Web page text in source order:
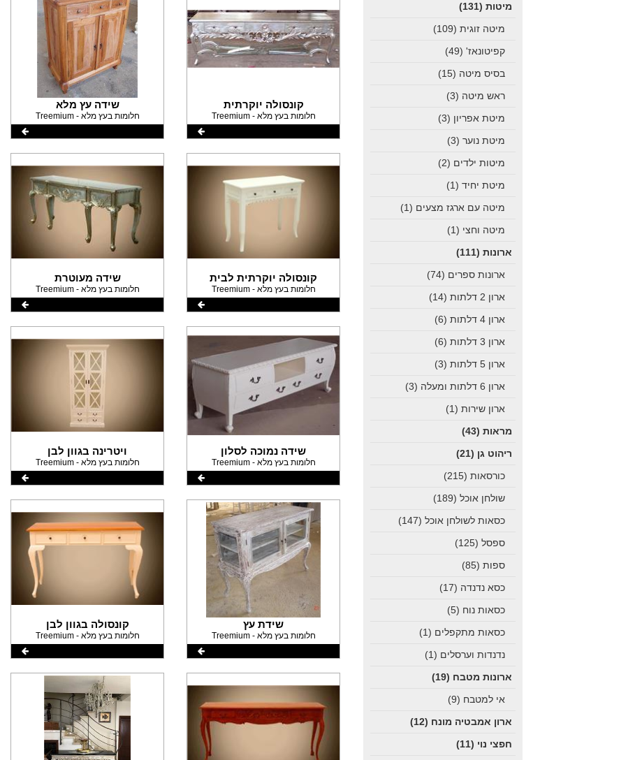
מיטות (131)
מיטה זוגית (109)
קפיטונאז' (49)
בסיס מיטה (15)
ראש מיטה (3)
מיטת אפריון (3)
מיטת נוער (3)
מיטות ילדים (2)
מיטת יחיד (1)
מיטה עם ארגז מצעים (1)
מיטה וחצי (1)
ארונות (111)
ארונות ספרים (74)
ארון 2 דלתות
(14)
ארון 4 דלתות
(6)
ארון 3 דלתות
(6)
ארון 5 דלתות
(3)
ארון 6 דלתות ומעלה
(3)
ארון שירות (1)
מראות (43)
ריהוט גן (21)
כורסאות (215)
שולחן אוכל (189)
כסאות לשולחן אוכל (147)
ספסל (125)
ספות (85)
כסא נדנדה (17)
כסאות נוח (5)
כסאות מתקפלים (1)
נדנדות וערסלים (1)
ארונות מטבח (19)
אי למטבח (9)
ארון אמבטיה מונח (12)
חפצי נוי (11)
קונסולה יוקרתית
Treemium - חלומות בעץ מלא
קונסולה יוקרתית לבית
Treemium - חלומות בעץ מלא
שידה נמוכה לסלון
Treemium - חלומות בעץ מלא
שידת עץ
Treemium - חלומות בעץ מלא
שידה עץ מלא
Treemium - חלומות בעץ מלא
שידה מעוטרת
Treemium - חלומות בעץ מלא
ויטרינה בגוון לבן
Treemium - חלומות בעץ מלא
קונסולה בגוון לבן
Treemium - חלומות בעץ מלא